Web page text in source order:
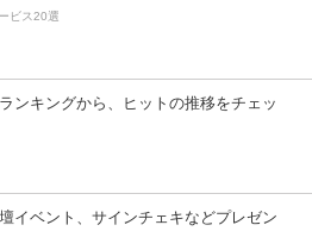
ビス20選
ンキングから、ヒットの推移をチェッ
イベント、サインチェキなどプレゼン